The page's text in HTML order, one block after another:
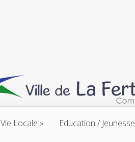
Vie Locale Education / Jeunesse